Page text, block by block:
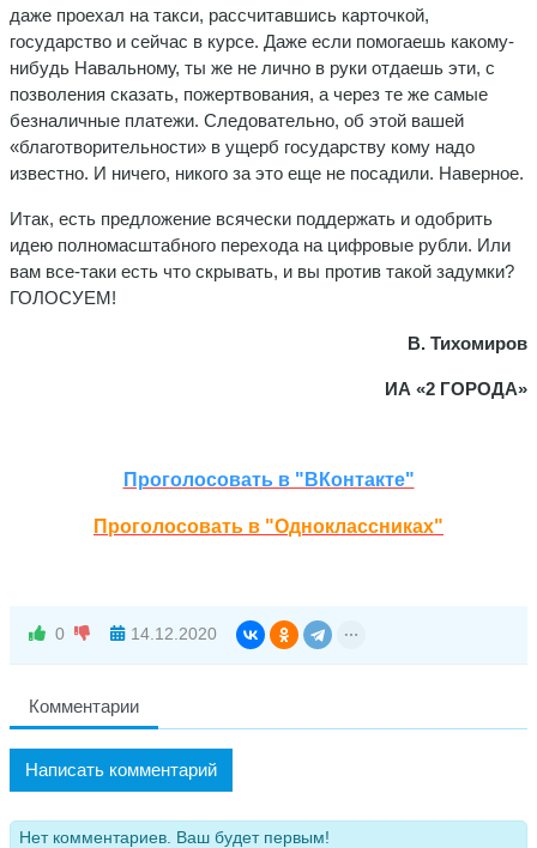
даже проехал на такси, рассчитавшись карточкой,
государство и сейчас в курсе. Даже если помогаешь какому-
нибудь Навальному, ты же не лично в руки отдаешь эти, с
позволения сказать, пожертвования, а через те же самые
безналичные платежи. Следовательно, об этой вашей
«благотворительности» в ущерб государству кому надо
известно. И ничего, никого за это еще не посадили. Наверное.
Итак, есть предложение всячески поддержать и одобрить
идею полномасштабного перехода на цифровые рубли. Или
вам все-таки есть что скрывать, и вы против такой задумки?
ГОЛОСУЕМ!
В. Тихомиров
ИА «2 ГОРОДА»
Проголосовать в "ВКонтакте"
Проголосовать в "Одноклассниках"
0 14.12.2020
Комментарии
Написать комментарий
Нет комментариев. Ваш будет первым!